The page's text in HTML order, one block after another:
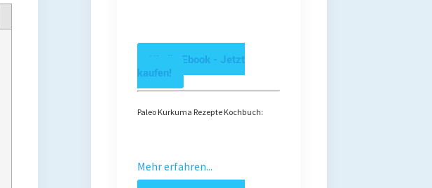
Kindle Ebook - Jetzt
kaufen!
Paleo Kurkuma Rezepte Kochbuch:
Mehr erfahren...